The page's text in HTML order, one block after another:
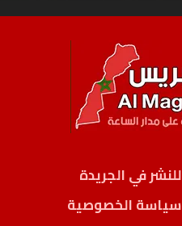
للنشر في الجريدة
سياسة الخصوصية